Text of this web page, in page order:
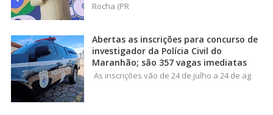
Rocha (PR
Abertas as inscrições para concurso de
investigador da Polícia Civil do
Maranhão; são 357 vagas imediatas
As inscrições vão de 24 de julho a 24 de ag